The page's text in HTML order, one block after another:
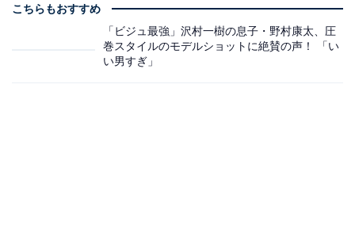
こちらもおすすめ
「ビジュ最強」沢村一樹の息子・野村康太、圧
巻スタイルのモデルショットに絶賛の声！ 「い
い男すぎ」